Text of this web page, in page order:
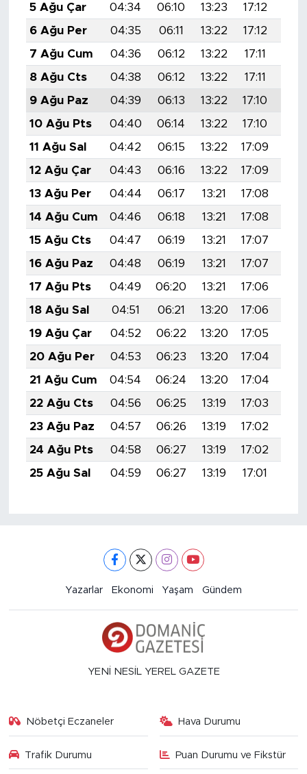
5 Ağu Çar
04:34 06:10 13:23 17:12
6 Ağu Per
04:35 06:11 13:22 17:12
7 Ağu Cum
04:36 06:12 13:22 17:11
8 Ağu Cts
04:38 06:12 13:22 17:11
9 Ağu Paz
04:39 06:13 13:22 17:10
10 Ağu Pts
04:40 06:14 13:22 17:10
11 Ağu Sal
04:42 06:15 13:22 17:09
12 Ağu Çar
04:43 06:16 13:22 17:09
13 Ağu Per
04:44 06:17 13:21 17:08
14 Ağu Cum
04:46 06:18 13:21 17:08
15 Ağu Cts
04:47 06:19 13:21 17:07
16 Ağu Paz
04:48 06:19 13:21 17:07
17 Ağu Pts
04:49 06:20 13:21 17:06
18 Ağu Sal
04:51 06:21 13:20 17:06
19 Ağu Çar
04:52 06:22 13:20 17:05
20 Ağu Per
04:53 06:23 13:20 17:04
21 Ağu Cum
04:54 06:24 13:20 17:04
22 Ağu Cts
04:56 06:25 13:19 17:03
23 Ağu Paz
04:57 06:26 13:19 17:02
24 Ağu Pts
04:58 06:27 13:19 17:02
25 Ağu Sal
04:59 06:27 13:19 17:01
Yazarlar Ekonomi Yaşam Gündem
YENİ NESİL YEREL GAZETE
Nöbetçi Eczaneler Hava Durumu
Trafik Durumu Puan Durumu ve Fikstür